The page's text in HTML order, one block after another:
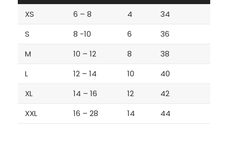
XS
6 – 8 4
34
S
8 -10 6
36
M
10 – 12 8
38
L
12 – 14 10
40
XL
14 – 16 12
42
XXL
16 – 28 14 44